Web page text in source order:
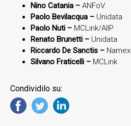
Nino Catania – ANFoV
Paolo Bevilacqua – Unidata
Paolo Nuti – MCLink/AIIP
Renato Brunetti – Unidata
Riccardo De Sanctis – Namex
Silvano Fraticelli – MCLink
Condividilo su: